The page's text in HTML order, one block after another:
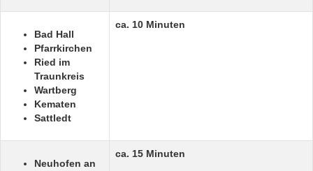
Bad Hall
Pfarrkirchen
Ried im
Traunkreis
Wartberg
Kematen
Sattledt
ca. 10 Minuten
Neuhofen an
ca. 15 Minuten